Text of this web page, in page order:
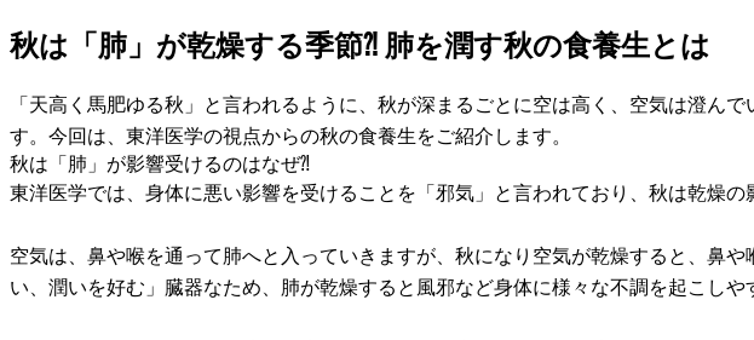
秋は「肺」が乾燥する季節⁈ 肺を潤す秋の食養生とは
「天高く馬肥ゆる秋」と言われるように、秋が深まるごとに空は高く、空気は澄ん
す。今回は、東洋医学の視点からの秋の食養生をご紹介します。
秋は「肺」が影響受けるのはなぜ⁈
東洋医学では、身体に悪い影響を受けることを「邪気」と言われており、秋は乾燥の
空気は、鼻や喉を通って肺へと入っていきますが、秋になり空気が乾燥すると、鼻
い、潤いを好む」臓器なため、肺が乾燥すると風邪など身体に様々な不調を起こしや